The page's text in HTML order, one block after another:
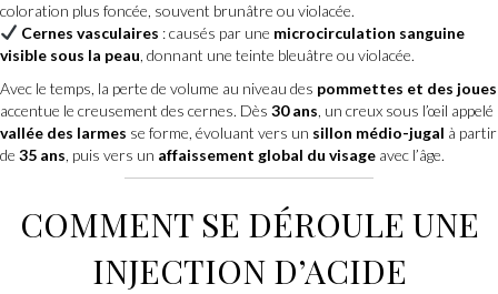
coloration plus foncée, souvent brunâtre ou violacée.
Cernes vasculaires : causés par une microcirculation sanguine
visible sous la peau, donnant une teinte bleuâtre ou violacée.
Avec le temps, la perte de volume au niveau des pommettes et des joues
accentue le creusement des cernes. Dès 30 ans, un creux sous l’œil appelé
vallée des larmes se forme, évoluant vers un sillon médio-jugal à partir
de 35 ans, puis vers un affaissement global du visage avec l’âge.
COMMENT SE DÉROULE UNE
INJECTION D’ACIDE